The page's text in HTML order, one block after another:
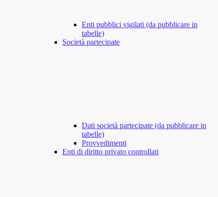
Enti pubblici vigilati (da pubblicare in
tabelle)
Società partecipate
Dati società partecipate (da pubblicare in
tabelle)
Provvedimenti
Enti di diritto privato controllati